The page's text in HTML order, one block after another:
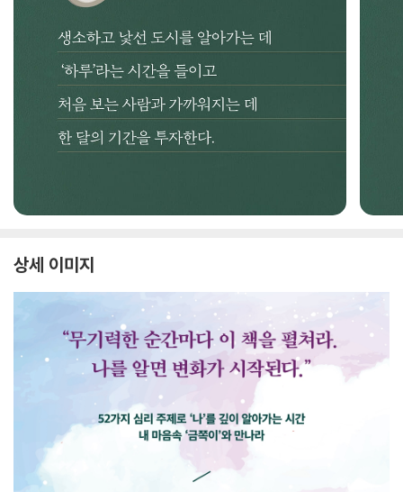
상세 이미지